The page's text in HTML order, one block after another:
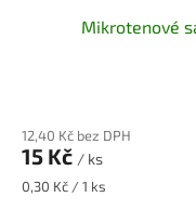
Mikrotenové
12,40 Kč bez DPH
15 Kč / ks
Měrná
0,30 Kč / 1 ks